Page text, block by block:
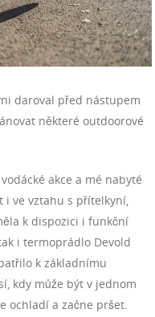
daroval před nástupem
některé outdoorové
akce a mé nabyté
i ve vztahu s přítelkyní,
k dispozici i funkční
i termoprádlo Devold
k základnímu
kdy může být v jednom
ochladí a začne pršet.